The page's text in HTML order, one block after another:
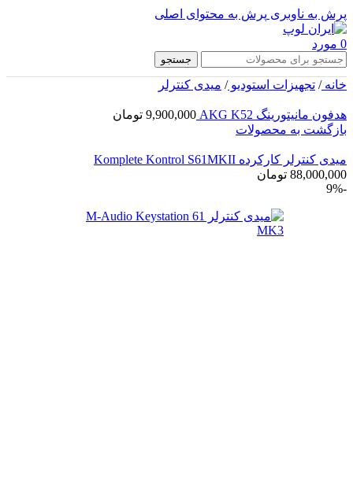
پرش به ناوبری پرش به محتوای اصلی
0 مورد
جستجو
خانه/ تجهیزات استودیو/ میدی کنترلر
هدفون مانیتورینگ AKG K52 9,900,000 تومان
بازگشت به محصولات
میدی کنترلر کارکرده Komplete Kontrol S61MKII
88,000,000 تومان
-9%